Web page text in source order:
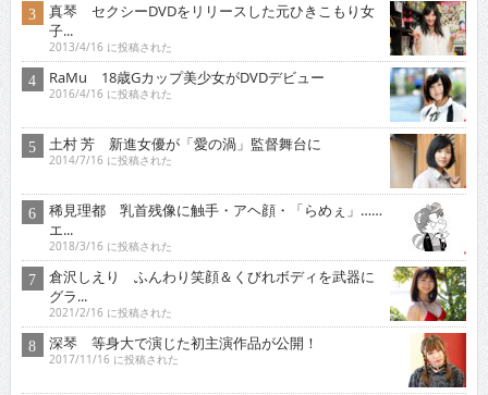
真琴 セクシーDVDをリリースした元ひきこもり女
子...
2013/4/16 に投稿された
RaMu 18歳Gカップ美少女がDVDデビュー
2016/4/16 に投稿された
土村 芳 新進女優が「愛の渦」監督舞台に
2014/7/16 に投稿された
稀見理都 乳首残像に触手・アヘ顔・「らめぇ」……
エ...
2018/3/16 に投稿された
倉沢しえり ふんわり笑顔＆くびれボディを武器に
グラ...
2021/2/16 に投稿された
深琴 等身大で演じた初主演作品が公開！
2017/11/16 に投稿された